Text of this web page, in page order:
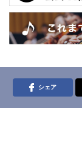
シェア